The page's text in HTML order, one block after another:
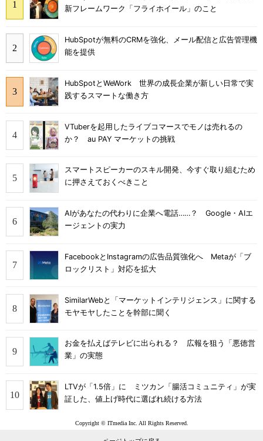
新フレームワーク「フライホイール」のこと
HubSpotが無料のCRMを強化、メール配信と広告管理機
能を提供
HubSpotとWeWork 世界の成長企業が新しい日常で実
践するスマートな働き方
VTuberを起用したライブコマースでモノは売れるの
か？ au PAY マーケットの挑戦
スマートスピーカーのスキル開発、今すぐ取り組むため
に押さえておくべきこと
AIがあなたの代わりに企業へ電話……？ Google・AIエ
ージェントの実力
FacebookとInstagramの広告品質強化へ Metaが「ブ
ロックリスト」対応を拡大
SimilarWebと「マーケットインテリジェンス」に関する
モヤモヤしたことを幹部に聞く
お金を払えばテレビに出られる？ 広報を狙う「悪徳営
業」の実態
LTVが「1.5倍」に ミツカン「腸活コミュニティ」が実
証した、値上げ時代に選ばれ続ける方法
Copyright © ITmedia Inc. All Rights Reserved.